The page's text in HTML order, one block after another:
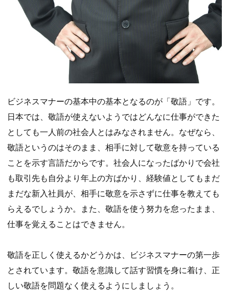
ビジネスマナーの基本中の基本となるのが「敬語」です。
日本では、敬語が使えないようではどんなに仕事ができた
としても一人前の社会人とはみなされません。なぜなら、
敬語というのはそのまま、相手に対して敬意を持っている
ことを示す言語だからです。社会人になったばかりで会社
も取引先も自分より年上の方ばかり、経験値としてもまだ
まだな新入社員が、相手に敬意を示さずに仕事を教えても
らえるでしょうか。また、敬語を使う努力を怠ったまま、
仕事を覚えることはできません。
敬語を正しく使えるかどうかは、ビジネスマナーの第一歩
とされています。敬語を意識して話す習慣を身に着け、正
しい敬語を問題なく使えるようにしましょう。